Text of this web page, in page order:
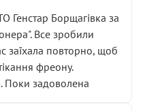
Генстар Борщагівка за
Все зробили
заїхала повторно, щоб
фреону.
Поки задоволена